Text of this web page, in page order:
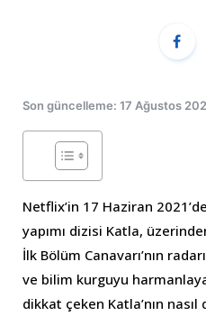
Son güncelleme: 17 Ağustos
Netflix’in 17 Haziran
yapımı dizisi Katla,
İlk Bölüm Canavarı’nın
ve bilim kurguyu
dikkat çeken Katla’nın